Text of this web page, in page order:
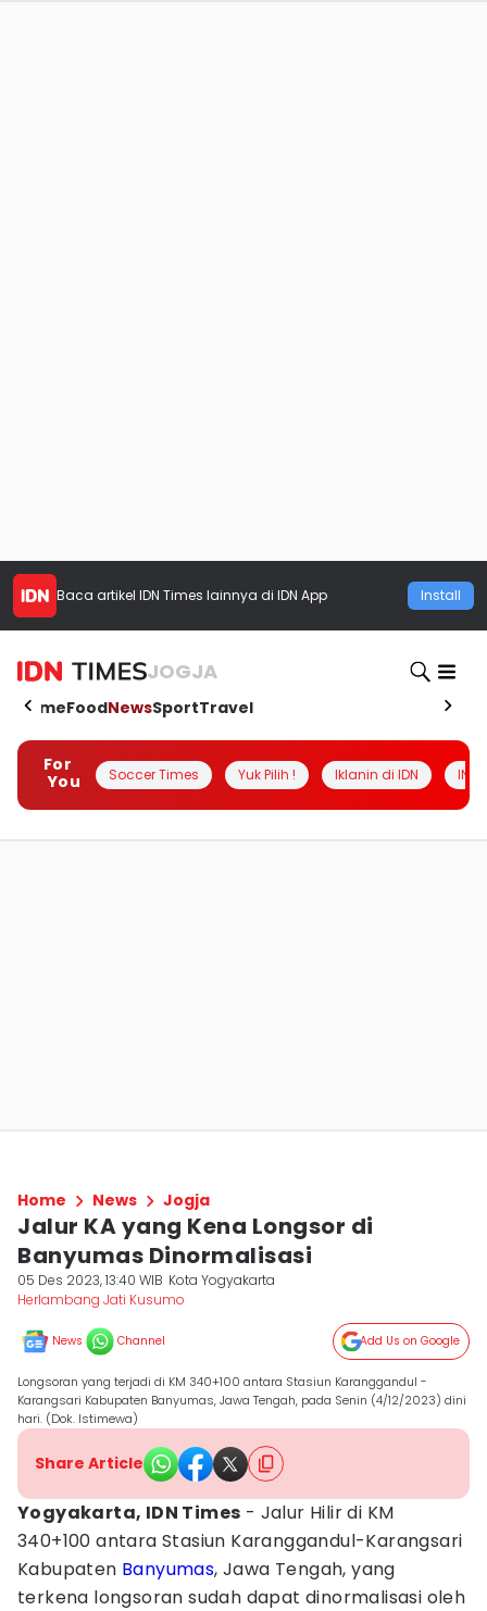
Baca artikel IDN Times lainnya di IDN App Install
JOGJA
HomeFoodNewsSportTravel
For
You
Soccer Times Yuk Pilih ! Iklanin di IDN
Home News Jogja
Jalur KA yang Kena Longsor di
Banyumas Dinormalisasi
05 Des 2023, 13:40 WIB Kota Yogyakarta
Herlambang Jati Kusumo
News Channel Add Us on Google
Longsoran yang terjadi di KM 340+100 antara Stasiun Karanggandul -
Karangsari Kabupaten Banyumas, Jawa Tengah, pada Senin (4/12/2023) dini
hari. (Dok. Istimewa)
Share Article
Yogyakarta, IDN Times - Jalur Hilir di KM
340+100 antara Stasiun Karanggandul-Karangsari
Kabupaten Banyumas, Jawa Tengah, yang
terkena longsoran sudah dapat dinormalisasi oleh